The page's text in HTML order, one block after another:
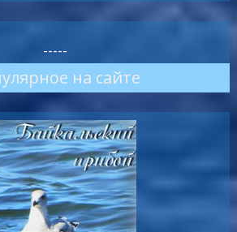
-----
на сайте